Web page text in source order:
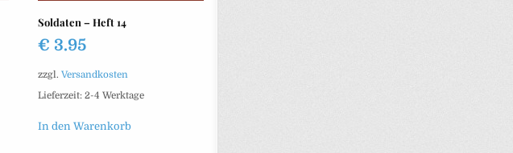
Soldaten – Heft 14
€ 3.95
zzgl. Versandkosten
Lieferzeit: 2-4 Werktage
In den Warenkorb